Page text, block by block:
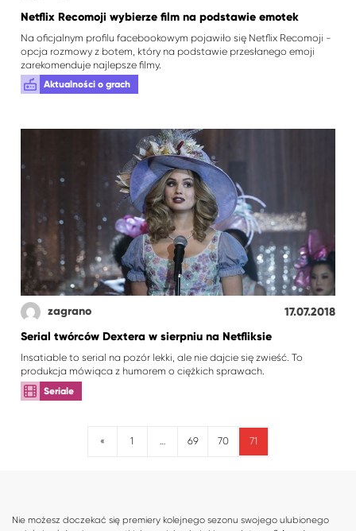
Netflix Recomoji wybierze film na podstawie emotek
Na oficjalnym profilu facebookowym pojawiło się Netflix Recomoji -
opcja rozmowy z botem, który na podstawie przesłanego emoji
zarekomenduje najlepsze filmy.
Aktualności o grach
zagrano
17.07.2018
Serial twórców Dextera w sierpniu na Netfliksie
Insatiable to serial na pozór lekki, ale nie dajcie się zwieść. To
produkcja mówiąca z humorem o ciężkich sprawach.
Seriale
« 1 … 69 70 71
Nie możesz doczekać się premiery kolejnego sezonu swojego ulubionego